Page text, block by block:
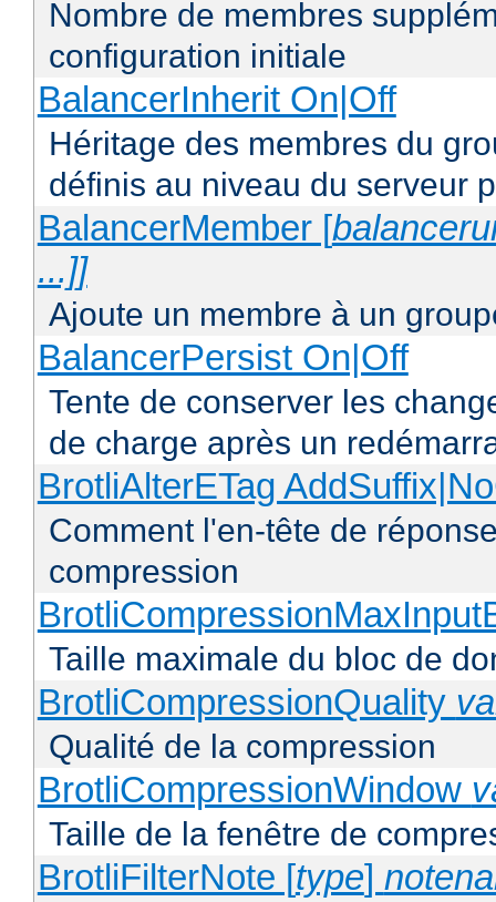
Nombre de membres
configuration initiale
BalancerInherit On|Off
Héritage des membres du
définis au niveau du serveur
BalancerMember [
...]]
Ajoute un membre à un
BalancerPersist On|Off
Tente de conserver les
de charge après un
BrotliAlterETag
Comment l'en-tête de
compression
Taille maximale du bloc de
BrotliCompressionQuality
Qualité de la compression
BrotliCompressionWindow
Taille de la fenêtre de
BrotliFilterNote [type]